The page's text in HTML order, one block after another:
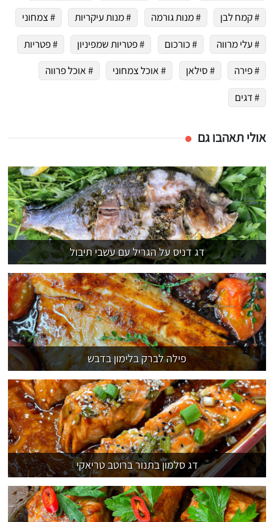
# קמח לבן
# מנות גורמה # מנות עיקריות
# צמחוני
# עלי מרווה
# כורכום # פטריות שמפיניון
# פטריות
# פירה
# סילאן # אוכל צמחוני
# אוכל פרווה
# דגים
אולי תאהבו גם
דג דניס על הגריל עם עשבי תיבול
פילה לברק בלימון בדבש
דג סלמון בתנור ברוטב טריאקי